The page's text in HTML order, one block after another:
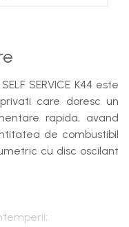
SERVICE K44 este
care doresc un
rapida, avand
de combustibil
cu disc oscilant